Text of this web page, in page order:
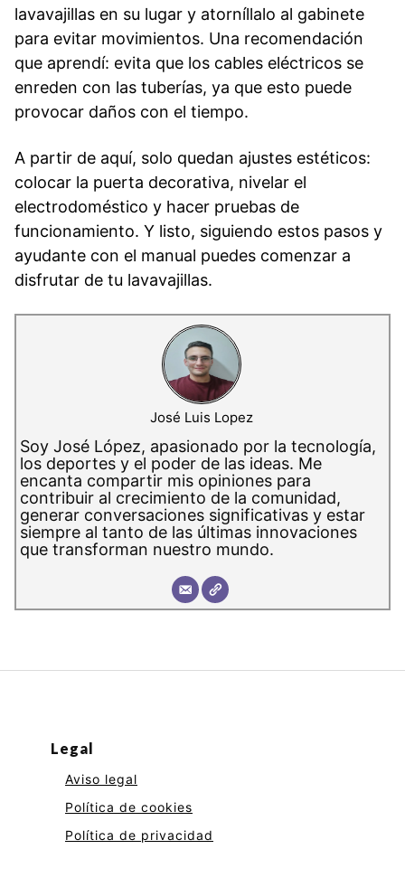
lavavajillas en su lugar y atorníllalo al gabinete
para evitar movimientos. Una recomendación
que aprendí: evita que los cables eléctricos se
enreden con las tuberías, ya que esto puede
provocar daños con el tiempo.
A partir de aquí, solo quedan ajustes estéticos:
colocar la puerta decorativa, nivelar el
electrodoméstico y hacer pruebas de
funcionamiento. Y listo, siguiendo estos pasos y
ayudante con el manual puedes comenzar a
disfrutar de tu lavavajillas.
José Luis Lopez
Soy José López, apasionado por la tecnología,
los deportes y el poder de las ideas. Me
encanta compartir mis opiniones para
contribuir al crecimiento de la comunidad,
generar conversaciones significativas y estar
siempre al tanto de las últimas innovaciones
que transforman nuestro mundo.
Legal
Aviso legal
Política de cookies
Política de privacidad